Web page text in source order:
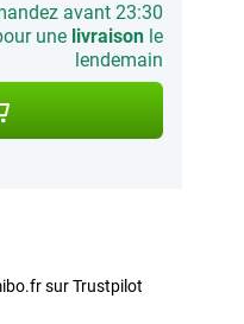
avant 23:30
une livraisonle
lendemain
sur Trustpilot